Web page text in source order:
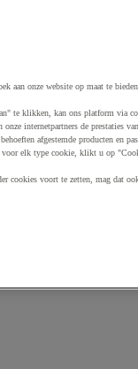
aan onze website op maat te
te klikken, kan ons platform via
internetpartners de prestaties
afgestemde producten en
voor elk type cookie, klikt u op
cookies voort te zetten, mag dat